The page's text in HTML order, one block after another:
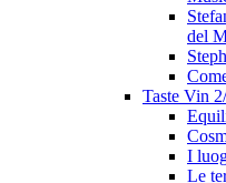
del
Taste Vin
I
Le